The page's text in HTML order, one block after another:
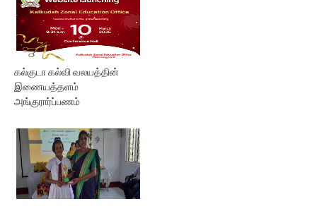
கல்குடா கல்வி வலயத்தின்
இணையத்தளம்
அங்குரார்ப்பணம்